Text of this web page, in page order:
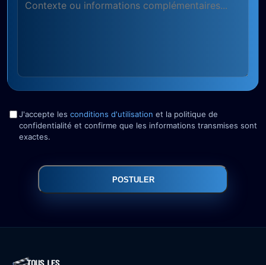
J'accepte les conditions d'utilisation et la politique de
confidentialité et confirme que les informations transmises sont
exactes.
POSTULER